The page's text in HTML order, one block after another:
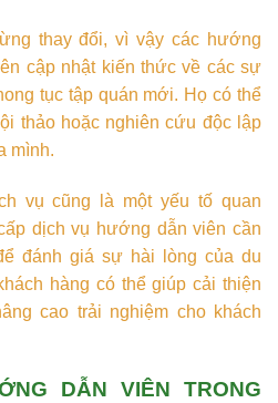
thay đổi, vì vậy các hướng
cập nhật kiến thức về các sự
tục tập quán mới. Họ có thể
thảo hoặc nghiên cứu độc lập
mình.
vụ cũng là một yếu tố quan
dịch vụ hướng dẫn viên cần
đánh giá sự hài lòng của du
hàng có thể giúp cải thiện
cao trải nghiệm cho khách
DẪN VIÊN TRONG